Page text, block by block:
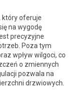
który oferuje
na wygodę
precyzyjne
Poza tym
wpływ wilgoci, co
o zmiennych
pozwala na
drzwiowych.